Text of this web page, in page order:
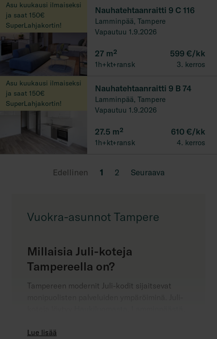
Asu kuukausi ilmaiseksi
ja saat 150€
SuperLahjakortin!
27 m² 599 €/kk
1h+kt+ransk 3. kerros
Nauhatehtaanraitti 9 C 116
Lamminpää, Tampere
Vapautuu 1.9.2026
Asu kuukausi ilmaiseksi
ja saat 150€
SuperLahjakortin!
27.5 m² 610 €/kk
1h+kt+ransk 4. kerros
Nauhatehtaanraitti 9 B 74
Lamminpää, Tampere
Vapautuu 1.9.2026
Edellinen 1 2 Seuraava
Vuokra-asunnot Tampere
Millaisia Juli-koteja
Tampereella on?
Tampereen modernit Juli-kodit sijaitsevat
Lue lisää